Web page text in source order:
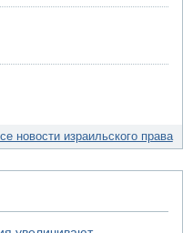
новости израильского права